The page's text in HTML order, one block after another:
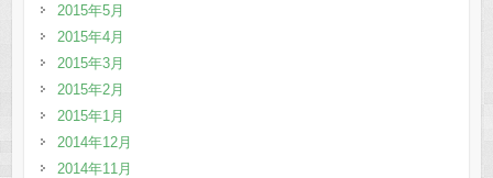
2015年5月
2015年4月
2015年3月
2015年2月
2015年1月
2014年12月
2014年11月